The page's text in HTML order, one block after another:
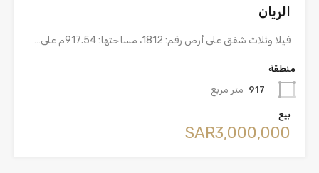
الريان
فيلا وثلاث شقق على أرض رقم: 1812، مساحتها: 917.54م على…
منطقة
917 متر مربع
بيع
‪SAR3,000,000